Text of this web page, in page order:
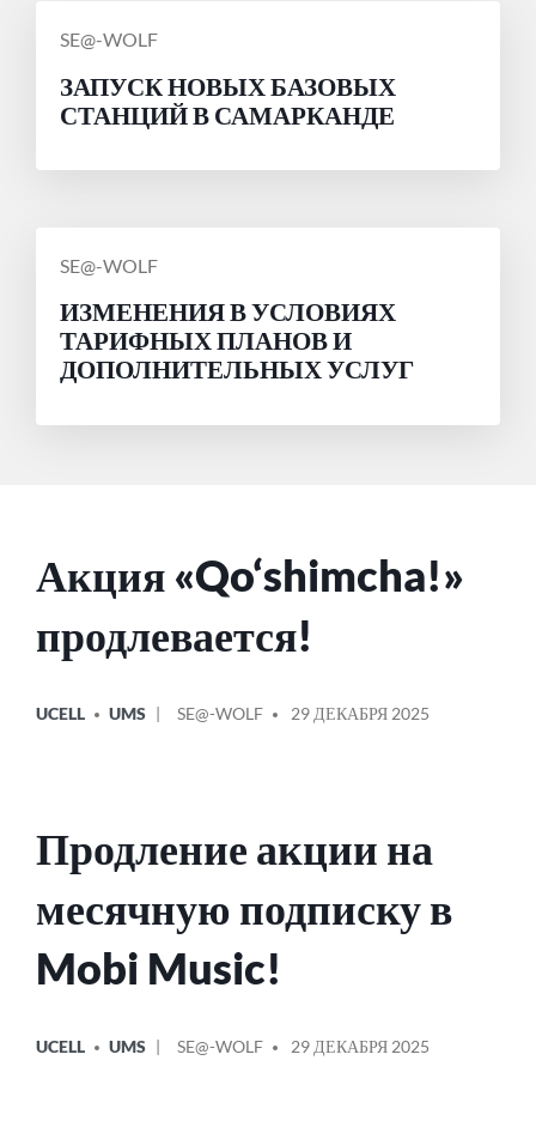
СООБЩЕНИЕ
SE@-WOLF
ЗАПУСК НОВЫХ БАЗОВЫХ
СТАНЦИЙ В САМАРКАНДЕ
СООБЩЕНИЕ
SE@-WOLF
ИЗМЕНЕНИЯ В УСЛОВИЯХ
ТАРИФНЫХ ПЛАНОВ И
ДОПОЛНИТЕЛЬНЫХ УСЛУГ
Акция «Qo‘shimcha!»
продлевается!
В
UCELL UMS
ОТ
SE@-WOLF 29 ДЕКАБРЯ 2025
Продление акции на
месячную подписку в
Mobi Music!
В
UCELL UMS
ОТ
SE@-WOLF 29 ДЕКАБРЯ 2025